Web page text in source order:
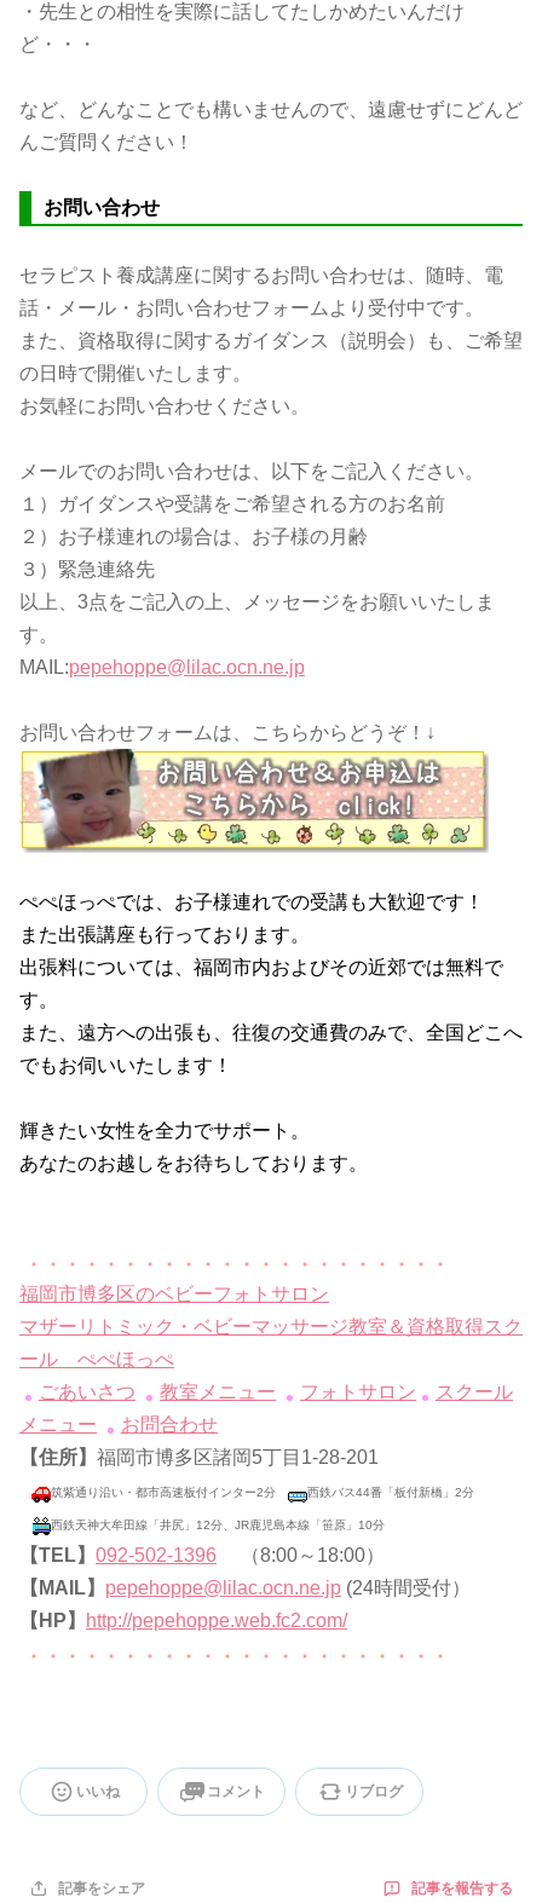
・先生との相性を実際に話してたしかめたいんだけ
ど・・・
など、どんなことでも構いませんので、遠慮せずにどんど
んご質問ください！
お問い合わせ
セラピスト養成講座に関するお問い合わせは、随時、電
話・メール・お問い合わせフォームより受付中です。
また、資格取得に関するガイダンス（説明会）も、ご希望
の日時で開催いたします。
お気軽にお問い合わせください。
メールでのお問い合わせは、以下をご記入ください。
１）ガイダンスや受講をご希望される方のお名前
２）お子様連れの場合は、お子様の月齢
３）緊急連絡先
以上、3点をご記入の上、メッセージをお願いいたしま
す。
MAIL:pepehoppe@lilac.ocn.ne.jp
お問い合わせフォームは、こちらからどうぞ！↓
ぺぺほっぺでは、お子様連れでの受講も大歓迎です！
また出張講座も行っております。
出張料については、福岡市内およびその近郊では無料で
す。
また、遠方への出張も、往復の交通費のみで、全国どこへ
でもお伺いいたします！
輝きたい女性を全力でサポート。
あなたのお越しをお待ちしております。
福岡市博多区のベビーフォトサロン
マザーリトミック・ベビーマッサージ教室＆資格取得スク
ール ぺぺほっぺ
ごあいさつ
教室メニュー フォトサロン
スクール
メニュー
お問合わせ
【住所】 福岡市博多区諸岡5丁目1-28-201
筑紫通り沿い・都市高速板付インター2分 西鉄バス44番「板付新橋」2分
西鉄天神大牟田線「井尻」12分、JR鹿児島本線「笹原」10分
【TEL】 092-502-1396 （8:00～18:00）
【MAIL】 pepehoppe@lilac.ocn.ne.jp (24時間受付）
【HP】
http://pepehoppe.web.fc2.com/
いいね コメント リブログ
記事をシェア 記事を報告する